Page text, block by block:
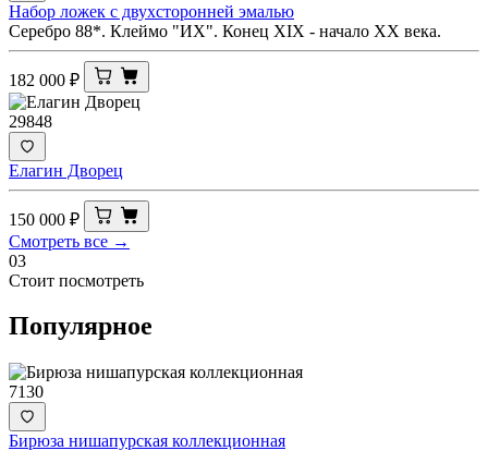
Набор ложек с двухсторонней эмалью
Серебро 88*. Клеймо "ИХ". Конец XIX - начало ХХ века.
182 000 ₽
29848
Елагин Дворец
150 000 ₽
Смотреть все →
03
Стоит посмотреть
Популярное
7130
Бирюза нишапурская коллекционная